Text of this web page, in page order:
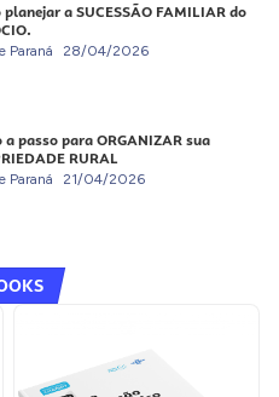
planejar a SUCESSÃO FAMILIAR do
Paraná 28/04/2026
a passo para ORGANIZAR sua
RURAL
Paraná 21/04/2026